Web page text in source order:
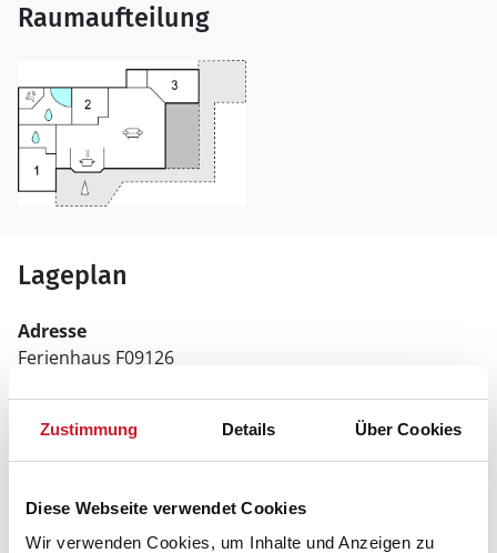
Zustimmung Details Über Cookies
Diese Webseite verwendet Cookies
Wir verwenden Cookies, um Inhalte und Anzeigen zu
Raumaufteilung
Lageplan
Adresse
Ferienhaus F09126
6470 Sydals